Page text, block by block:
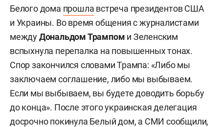
Белого дома прошла встреча президентов США
и Украины. Во время общения с журналистами
междуДональдом Трампом и Зеленским
вспыхнула перепалка на повышенных тонах.
Спор закончился словами Трампа: «Либо мы
заключаем соглашение, либо мы выбываем.
Если мы выбываем, вы будете доводить борьбу
до конца». После этого украинская делегация
досрочно покинула Белый дом, а СМИ сообщили,